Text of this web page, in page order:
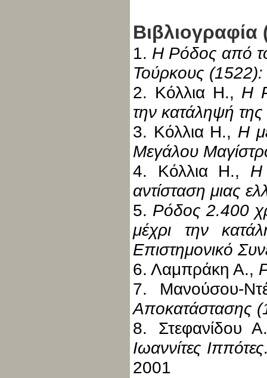
Βιβλιογραφία
1. Η Ρόδος από
Τούρκους
2. Κόλλια Η., Η
την κατάληψή
3. Κόλλια Η., Η
Μεγάλου
4. Κόλλια Η., Η
αντίσταση μιας
5. Ρόδος 2.400
μέχρι την
Επιστημονικό
6. Λαμπράκη Α.,
7. Μανούσου-
Αποκατάστασης
8. Στεφανίδου
Ιωαννίτες
2001